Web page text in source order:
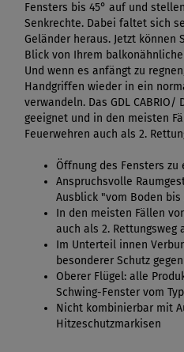
Fensters bis 45° auf und
Senkrechte. Dabei faltet sich
Geländer heraus. Jetzt können
Blick von Ihrem
Und wenn es anfängt zu
Handgriffen wieder in ein
verwandeln. Das GDL
geeignet und in den meisten
Feuerwehren auch als 2.
Öffnung des Fensters
Anspruchsvolle
Ausblick "vom Boden bis
In den meisten Fällen
auch als 2. Rettungsweg
Im Unterteil innen
besonderer Schutz
Oberer Flügel: alle
Schwing-Fenster vom
Nicht kombinierbar mit
Hitzeschutzmarkisen